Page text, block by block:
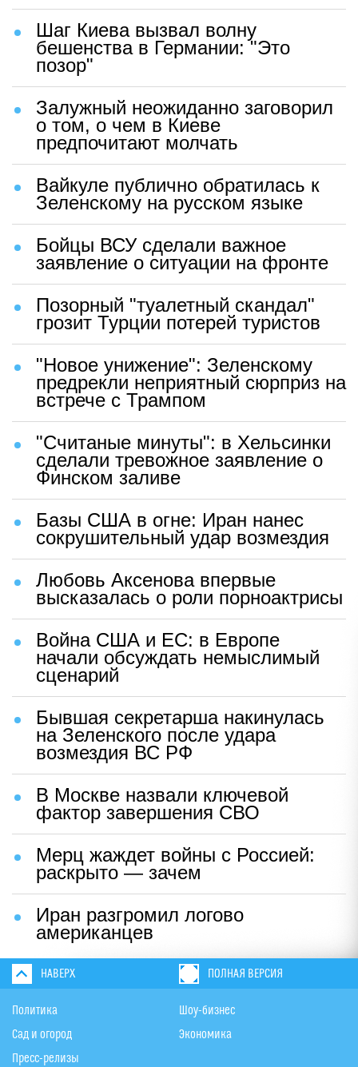
Шаг Киева вызвал волну
бешенства в Германии: "Это
позор"
Залужный неожиданно заговорил
о том, о чем в Киеве
предпочитают молчать
Вайкуле публично обратилась к
Зеленскому на русском языке
Бойцы ВСУ сделали важное
заявление о ситуации на фронте
Позорный "туалетный скандал"
грозит Турции потерей туристов
"Новое унижение": Зеленскому
предрекли неприятный сюрприз на
встрече с Трампом
"Считаные минуты": в Хельсинки
сделали тревожное заявление о
Финском заливе
Базы США в огне: Иран нанес
сокрушительный удар возмездия
Любовь Аксенова впервые
высказалась о роли порноактрисы
Война США и ЕС: в Европе
начали обсуждать немыслимый
сценарий
Бывшая секретарша накинулась
на Зеленского после удара
возмездия ВС РФ
В Москве назвали ключевой
фактор завершения СВО
Мерц жаждет войны с Россией:
раскрыто — зачем
Иран разгромил логово
американцев
НАВЕРХ ПОЛНАЯ ВЕРСИЯ
Политика
Сад и огород
Пресс-релизы
Шоу-бизнес
Экономика